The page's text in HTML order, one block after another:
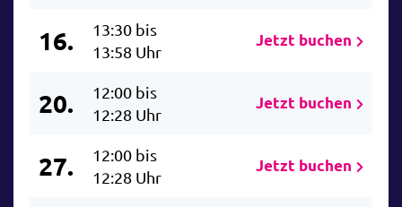
16.
13:30 bis
13:58 Uhr
Jetzt buchen
20.
12:00 bis
12:28 Uhr
Jetzt buchen
27.
12:00 bis
12:28 Uhr
Jetzt buchen